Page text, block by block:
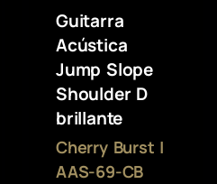
Guitarra
Acústica
Jump Slope
Shoulder D
brillante
Cherry Burst |
AAS-69-CB